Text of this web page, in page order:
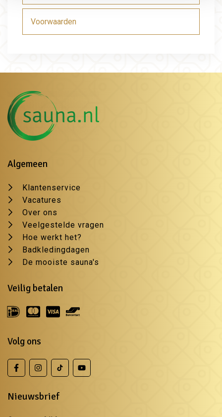
Voorwaarden
Algemeen
Klantenservice
Vacatures
Over ons
Veelgestelde vragen
Hoe werkt het?
Badkledingdagen
De mooiste sauna's
Veilig betalen
Volg ons
Nieuwsbrief